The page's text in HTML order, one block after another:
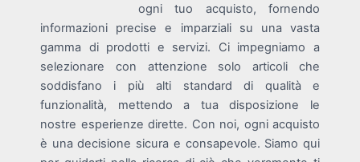
ogni tuo acquisto, fornendo
informazioni precise e imparziali su una vasta
gamma di prodotti e servizi. Ci impegniamo a
selezionare con attenzione solo articoli che
soddisfano i più alti standard di qualità e
funzionalità, mettendo a tua disposizione le
nostre esperienze dirette. Con noi, ogni acquisto
è una decisione sicura e consapevole. Siamo qui